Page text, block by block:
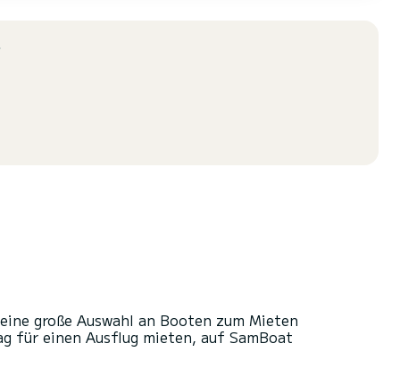
große Auswahl an Booten zum Mieten
für einen Ausflug mieten, auf SamBoat